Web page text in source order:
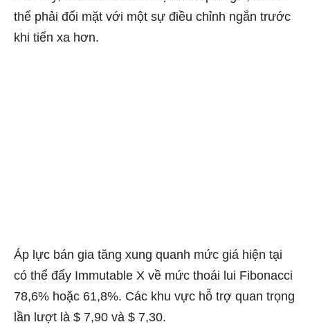
thể phải đối mặt với một sự điều chỉnh ngắn trước
khi tiến xa hơn.
Áp lực bán gia tăng xung quanh mức giá hiện tại
có thể đẩy Immutable X về mức thoái lui Fibonacci
78,6% hoặc 61,8%. Các khu vực hỗ trợ quan trọng
lần lượt là $ 7,90 và $ 7,30.